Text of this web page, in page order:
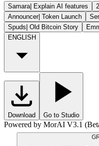
Samara| Explain AI features
Announcer| Token Launch
Spuds| Old Bitcoin Story
ENGLISH
Download Go to Studio
Powered by MorAI V3.1